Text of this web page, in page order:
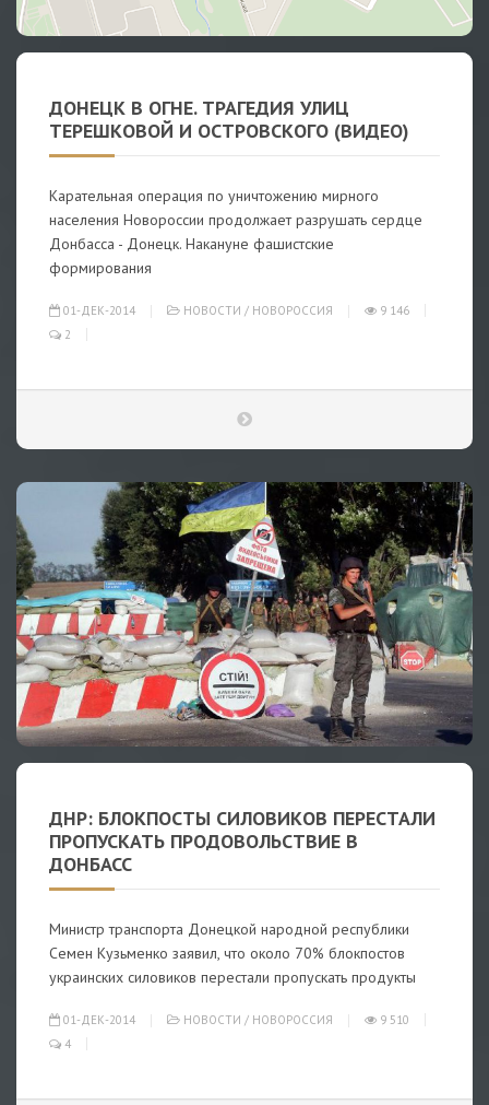
ДОНЕЦК В ОГНЕ. ТРАГЕДИЯ УЛИЦ
ТЕРЕШКОВОЙ И ОСТРОВСКОГО (ВИДЕО)
Карательная операция по уничтожению мирного
населения Новороссии продолжает разрушать сердце
Донбасса - Донецк. Накануне фашистские
формирования
01-ДЕК-2014 НОВОСТИ / НОВОРОССИЯ
9 146
2
ДНР: БЛОКПОСТЫ СИЛОВИКОВ ПЕРЕСТАЛИ
ПРОПУСКАТЬ ПРОДОВОЛЬСТВИЕ В
ДОНБАСС
Министр транспорта Донецкой народной республики
Семен Кузьменко заявил, что около 70% блокпостов
украинских силовиков перестали пропускать продукты
01-ДЕК-2014 НОВОСТИ / НОВОРОССИЯ
9 510
4